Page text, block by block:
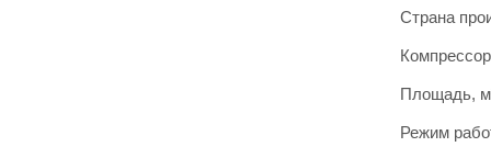
Страна
Компрессор
Площадь,
Режим